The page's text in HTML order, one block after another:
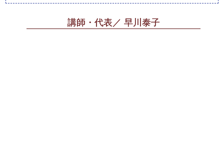
講師・代表／ 早川泰子